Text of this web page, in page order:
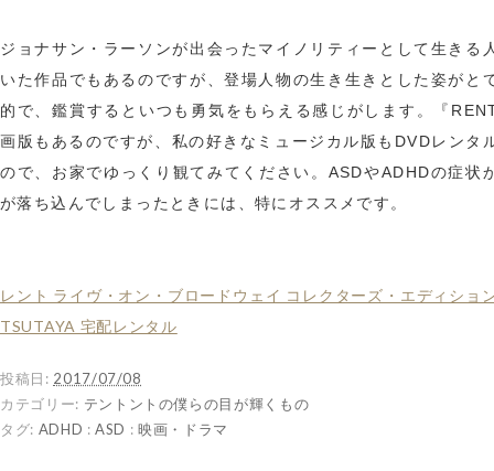
ジョナサン・ラーソンが出会ったマイノリティーとして生きる
いた作品でもあるのですが、登場人物の生き生きとした姿がと
的で、鑑賞するといつも勇気をもらえる感じがします。『
画版もあるのですが、私の好きなミュージカル版もDVDレンタ
ので、お家でゆっくり観てみてください。ASDやADHDの症状
が落ち込んでしまったときには、特にオススメです。
レント ライヴ・オン・ブロードウェイ コレクターズ・エディショ
TSUTAYA 宅配レンタル
投稿日: 2017/07/08
カテゴリー: テントントの僕らの目が輝くもの
タグ: ADHD :ASD :映画・ドラマ